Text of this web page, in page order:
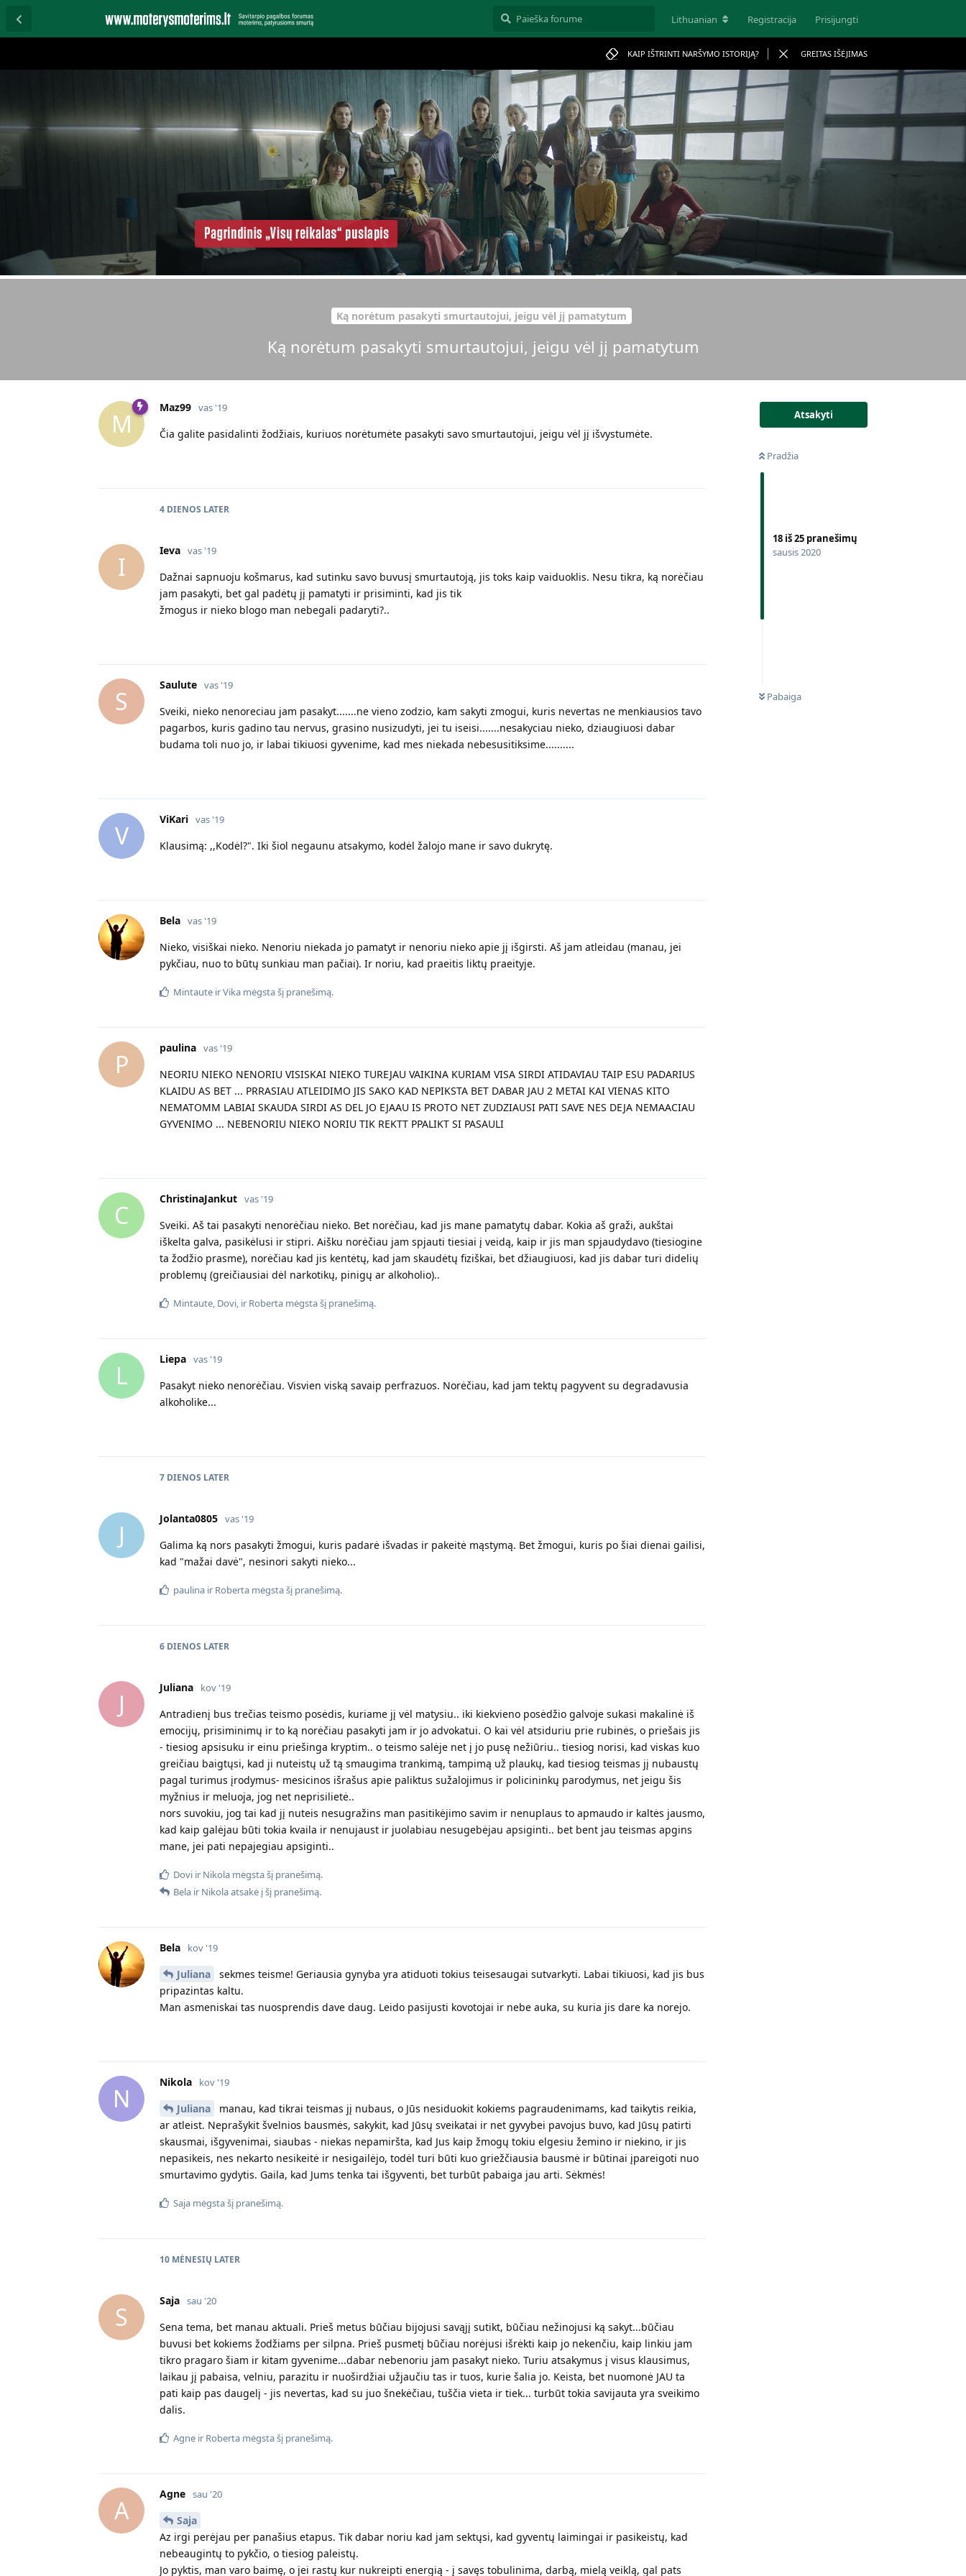
KAIP IŠTRINTI NARŠYMO ISTORIJĄ? GREITAS IŠĖJIMAS
Lithuanian Registracija Prisijungti
Ką norėtum pasakyti smurtautojui, jeigu vėl jį pamatytum
Ką norėtum pasakyti smurtautojui, jeigu vėl jį pamatytum
Atsakyti
Pradžia
18 iš25 pranešimų
sausis 2020
Pabaiga
M
Maz99 vas '19
Čia galite pasidalinti žodžiais, kuriuos norėtumėte pasakyti savo smurtautojui, jeigu vėl jį išvystumėte.
4 DIENOS LATER
I
Ieva vas '19
Dažnai sapnuoju košmarus, kad sutinku savo buvusį smurtautoją, jis toks kaip vaiduoklis. Nesu tikra, ką norėčiau
jam pasakyti, bet gal padėtų jį pamatyti ir prisiminti, kad jis tik
žmogus ir nieko blogo man nebegali padaryti?..
S
Saulute vas '19
Sveiki, nieko nenoreciau jam pasakyt.......ne vieno zodzio, kam sakyti zmogui, kuris nevertas ne menkiausios tavo
pagarbos, kuris gadino tau nervus, grasino nusizudyti, jei tu iseisi.......nesakyciau nieko, dziaugiuosi dabar
budama toli nuo jo, ir labai tikiuosi gyvenime, kad mes niekada nebesusitiksime..........
V
ViKari vas '19
Klausimą: ,,Kodėl?". Iki šiol negaunu atsakymo, kodėl žalojo mane ir savo dukrytę.
Bela vas '19
Nieko, visiškai nieko. Nenoriu niekada jo pamatyt ir nenoriu nieko apie jį išgirsti. Aš jam atleidau (manau, jei
pykčiau, nuo to būtų sunkiau man pačiai). Ir noriu, kad praeitis liktų praeityje.
Mintaute irVika mėgsta šį pranešimą.
P
paulina vas '19
NEORIU NIEKO NENORIU VISISKAI NIEKO TUREJAU VAIKINA KURIAM VISA SIRDI ATIDAVIAU TAIP ESU PADARIUS
KLAIDU AS BET ... PRRASIAU ATLEIDIMO JIS SAKO KAD NEPIKSTA BET DABAR JAU 2 METAI KAI VIENAS KITO
NEMATOMM LABIAI SKAUDA SIRDI AS DEL JO EJAAU IS PROTO NET ZUDZIAUSI PATI SAVE NES DEJA NEMAACIAU
GYVENIMO ... NEBENORIU NIEKO NORIU TIK REKTT PPALIKT SI PASAULI
C
ChristinaJankut vas '19
Sveiki. Aš tai pasakyti nenorėčiau nieko. Bet norėčiau, kad jis mane pamatytų dabar. Kokia aš graži, aukštai
iškelta galva, pasikėlusi ir stipri. Aišku norėčiau jam spjauti tiesiai į veidą, kaip ir jis man spjaudydavo (tiesiogine
ta žodžio prasme), norėčiau kad jis kentėtų, kad jam skaudėtų fiziškai, bet džiaugiuosi, kad jis dabar turi didelių
problemų (greičiausiai dėl narkotikų, pinigų ar alkoholio)..
Mintaute, Dovi, ir Roberta mėgsta šį pranešimą.
L
Liepa vas '19
Pasakyt nieko nenorėčiau. Visvien viską savaip perfrazuos. Norėčiau, kad jam tektų pagyvent su degradavusia
alkoholike...
7 DIENOS LATER
J
Jolanta0805 vas '19
Galima ką nors pasakyti žmogui, kuris padarė išvadas ir pakeitė mąstymą. Bet žmogui, kuris po šiai dienai gailisi,
kad "mažai davė", nesinori sakyti nieko...
paulina ir Roberta mėgsta šį pranešimą.
6 DIENOS LATER
J
Juliana kov '19
Antradienį bus trečias teismo posėdis, kuriame jį vėl matysiu.. iki kiekvieno posėdžio galvoje sukasi makalinė iš
emocijų, prisiminimų ir to ką norėčiau pasakyti jam ir jo advokatui. O kai vėl atsiduriu prie rubinės, o priešais jis
- tiesiog apsisuku ir einu priešinga kryptim.. o teismo salėje net į jo pusę nežiūriu.. tiesiog norisi, kad viskas kuo
greičiau baigtųsi, kad ji nuteistų už tą smaugima trankimą, tampimą už plaukų, kad tiesiog teismas jį nubaustų
pagal turimus įrodymus- mesicinos išrašus apie paliktus sužalojimus ir policininkų parodymus, net jeigu šis
myžnius ir meluoja, jog net neprisilietė..
nors suvokiu, jog tai kad jį nuteis nesugražins man pasitikėjimo savim ir nenuplaus to apmaudo ir kaltės jausmo,
kad kaip galėjau būti tokia kvaila ir nenujaust ir juolabiau nesugebėjau apsiginti.. bet bent jau teismas apgins
mane, jei pati nepajegiau apsiginti..
Dovi ir Nikola mėgsta šį pranešimą.
Bela ir Nikolaatsakė į šį pranešimą.
Bela kov '19
Juliana
sekmes teisme! Geriausia gynyba yra atiduoti tokius teisesaugai sutvarkyti. Labai tikiuosi, kad jis bus
pripazintas kaltu.
Man asmeniskai tas nuosprendis dave daug. Leido pasijusti kovotojai ir nebe auka, su kuria jis dare ka norejo.
N
Nikola kov '19
Juliana
manau, kad tikrai teismas jį nubaus, o Jūs nesiduokit kokiems pagraudenimams, kad taikytis reikia,
ar atleist. Neprašykit švelnios bausmės, sakykit, kad Jūsų sveikatai ir net gyvybei pavojus buvo, kad Jūsų patirti
skausmai, išgyvenimai, siaubas - niekas nepamiršta, kad Jus kaip žmogų tokiu elgesiu žemino ir niekino, ir jis
nepasikeis, nes nekarto nesikeitė ir nesigailėjo, todėl turi būti kuo griežčiausia bausmė ir būtinai įpareigoti nuo
smurtavimo gydytis. Gaila, kad Jums tenka tai išgyventi, bet turbūt pabaiga jau arti. Sėkmės!
Saja mėgsta šį pranešimą.
10 MĖNESIŲ LATER
S
Saja sau '20
Sena tema, bet manau aktuali. Prieš metus būčiau bijojusi savąjį sutikt, būčiau nežinojusi ką sakyt...būčiau
buvusi bet kokiems žodžiams per silpna. Prieš pusmetį būčiau norėjusi išrėkti kaip jo nekenčiu, kaip linkiu jam
tikro pragaro šiam ir kitam gyvenime...dabar nebenoriu jam pasakyt nieko. Turiu atsakymus į visus klausimus,
laikau jį pabaisa, velniu, parazitu ir nuoširdžiai užjaučiu tas ir tuos, kurie šalia jo. Keista, bet nuomonė JAU ta
pati kaip pas daugelį - jis nevertas, kad su juo šnekėčiau, tuščia vieta ir tiek... turbūt tokia savijauta yra sveikimo
dalis.
Agne ir Roberta mėgsta šį pranešimą.
A
Agne sau '20
Saja
Az irgi perėjau per panašius etapus. Tik dabar noriu kad jam sektųsi, kad gyventų laimingai ir pasikeistų, kad
nebeaugintų to pykčio, o tiesiog paleistų.
Jo pyktis, man varo baimę, o jei rastų kur nukreipti energią - į savęs tobulinima, darbą, mielą veiklą, gal pats